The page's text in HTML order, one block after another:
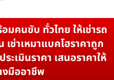
มคนขับ ทั่วไทย ให้เช่ารถ
เช่าเหมาแบคโฮราคาถูก
เมินราคา เสนอราคาให้
งมืออาชีพ